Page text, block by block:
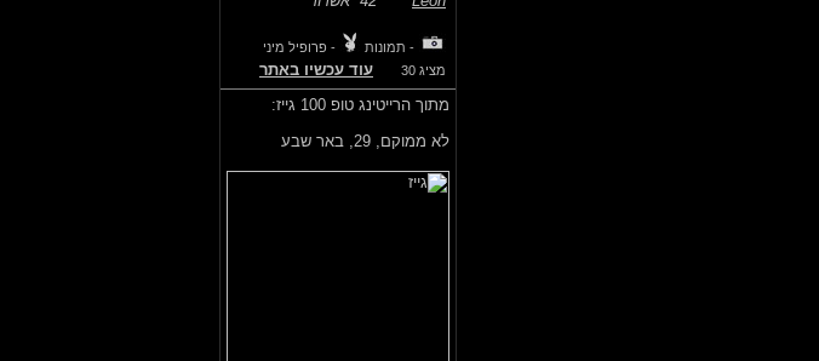
- תמונות
- פרופיל מיני
מציג 30
עוד עכשיו באתר
מתוך הרייטינג טופ 100 גייז:
לא ממוקם, 29, באר שבע